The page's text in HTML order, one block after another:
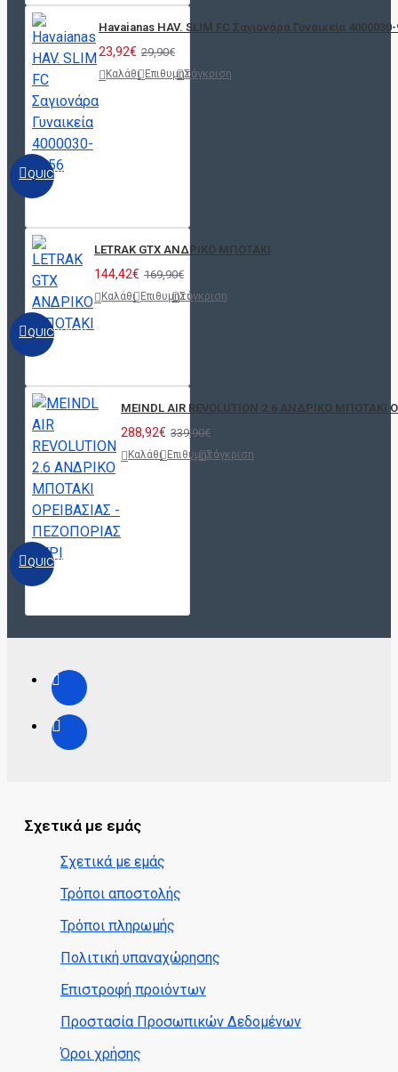
QUICKVIEW
Havaianas HAV. SLIM FC Σαγιονάρα Γυναικεία
23,92€ 29,90€
Καλάθι ΕπιθυμητόΣύγκριση
QUICKVIEW
LETRAK GTX ΑΝΔΡΙΚΟ ΜΠΟΤΑΚΙ
144,42€ 169,90€
Καλάθι ΕπιθυμητόΣύγκριση
QUICKVIEW
MEINDL AIR REVOLUTION 2.6 ΑΝΔΡΙΚΟ
288,92€ 339,90€
Καλάθι ΕπιθυμητόΣύγκριση
Σχετικά με εμάς
Σχετικά με εμάς
Τρόποι αποστολής
Τρόποι πληρωμής
Πολιτική υπαναχώρησης
Επιστροφή προιόντων
Προστασία Προσωπικών Δεδομένων
Όροι χρήσης